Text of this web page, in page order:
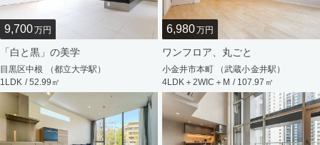
9,700万円
「白と黒」の美学
目黒区中根 （都立大学駅）
1LDK / 52.99㎡
6,980万円
ワンフロア、丸ごと
小金井市本町 （武蔵小金井駅）
4LDK＋2WIC＋M / 107.97㎡